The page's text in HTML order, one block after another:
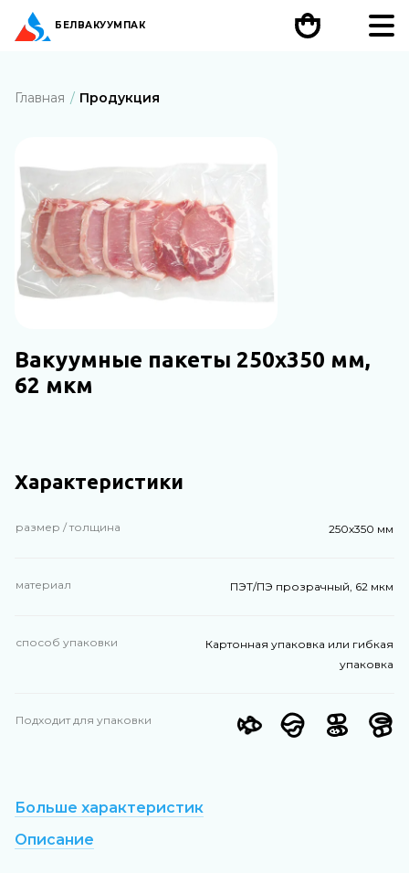
БЕЛВАКУУМПАК
Главная Продукция
Вакуумные пакеты 250х350 мм,
62 мкм
Характеристики
размер / толщина 250х350 мм
материал ПЭТ/ПЭ прозрачный, 62 мкм
способ упаковки
Картонная упаковка или гибкая
упаковка
Подходит для упаковки
Больше характеристик
Описание